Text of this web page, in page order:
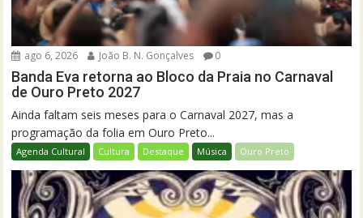
ago 6, 2026 João B. N. Gonçalves 0
Banda Eva retorna ao Bloco da Praia no Carnaval
de Ouro Preto 2027
Ainda faltam seis meses para o Carnaval 2027, mas a
programação da folia em Ouro Preto...
Agenda Cultural Cultura Destaque Música Ouro Preto